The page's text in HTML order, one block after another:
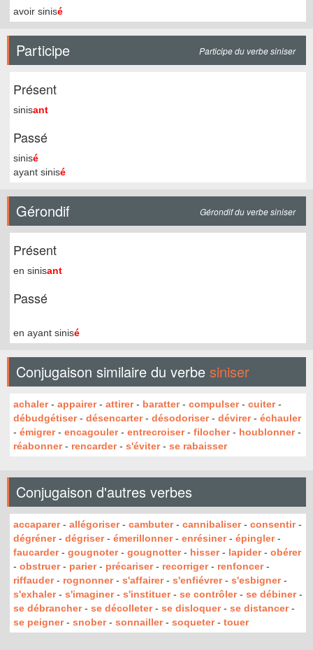
avoir sinisé
Participe Participe du verbe siniser
Présent
sinisant
Passé
sinisé
ayant sinisé
Gérondif Gérondif du verbe siniser
Présent
en sinisant
Passé
en ayant sinisé
Conjugaison similaire du verbe siniser
achaler- appairer- attirer- baratter- compulser- cuiter-
débudgétiser- désencarter- désodoriser- dévirer- échauler
- émigrer- encagouler- entrecroiser- filocher- houblonner-
réabonner- rencarder- s'éviter- se rabaisser
Conjugaison d'autres verbes
accaparer- allégoriser- cambuter- cannibaliser- consentir-
dégréner- dégriser- émerillonner- enrésiner- épingler-
faucarder- gougnoter- gougnotter- hisser- lapider- obérer
- obstruer- parier- précariser- recorriger- renfoncer-
riffauder- rognonner- s'affairer- s'enfiévrer- s'esbigner-
s'exhaler- s'imaginer- s'instituer- se contrôler- se débiner-
se débrancher- se décolleter- se disloquer- se distancer-
se peigner- snober- sonnailler- soqueter- touer